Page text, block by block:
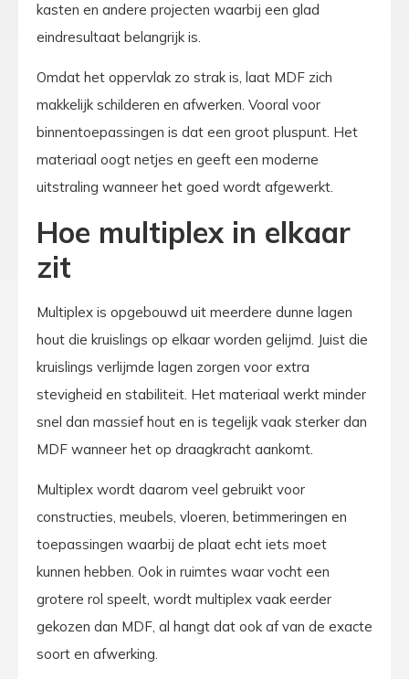
kasten en andere projecten waarbij een glad
eindresultaat belangrijk is.
Omdat het oppervlak zo strak is, laat MDF zich
makkelijk schilderen en afwerken. Vooral voor
binnentoepassingen is dat een groot pluspunt. Het
materiaal oogt netjes en geeft een moderne
uitstraling wanneer het goed wordt afgewerkt.
Hoe multiplex in elkaar
zit
Multiplex is opgebouwd uit meerdere dunne lagen
hout die kruislings op elkaar worden gelijmd. Juist die
kruislings verlijmde lagen zorgen voor extra
stevigheid en stabiliteit. Het materiaal werkt minder
snel dan massief hout en is tegelijk vaak sterker dan
MDF wanneer het op draagkracht aankomt.
Multiplex wordt daarom veel gebruikt voor
constructies, meubels, vloeren, betimmeringen en
toepassingen waarbij de plaat echt iets moet
kunnen hebben. Ook in ruimtes waar vocht een
grotere rol speelt, wordt multiplex vaak eerder
gekozen dan MDF, al hangt dat ook af van de exacte
soort en afwerking.